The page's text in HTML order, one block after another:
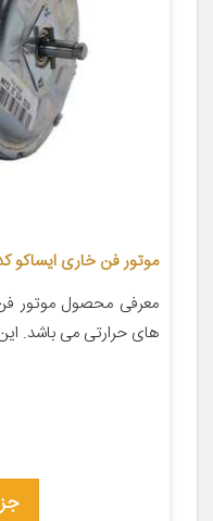
موتور فن خاری ایساکو کد 10101023 مناسب برای پژو
معرفی محصول موتور
های حرارتی می باشد.